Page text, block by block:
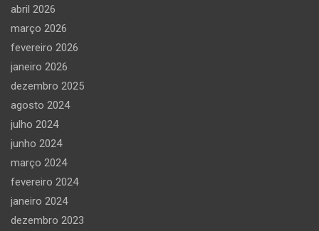
abril 2026
março 2026
fevereiro 2026
janeiro 2026
dezembro 2025
agosto 2024
julho 2024
junho 2024
março 2024
fevereiro 2024
janeiro 2024
dezembro 2023